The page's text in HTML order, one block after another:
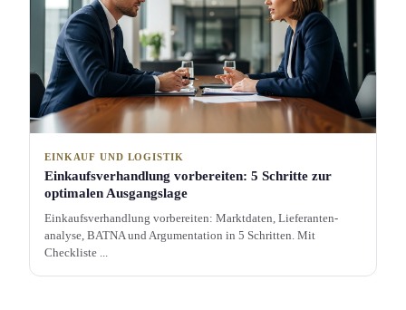
EINKAUF UND LOGISTIK
Einkaufsverhandlung vorbereiten: 5 Schritte zur
optimalen Ausgangslage
Einkaufsverhandlung vorbereiten: Marktdaten, Lieferanten­
analyse, BATNA und Argument­ation in 5 Schritten. Mit
Checkliste ...